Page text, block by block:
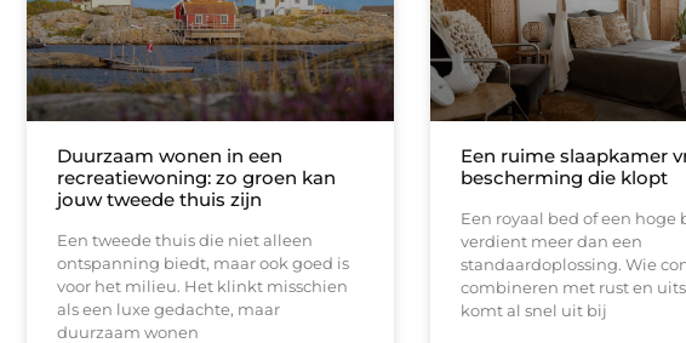
Duurzaam wonen in een
recreatiewoning: zo groen kan
jouw tweede thuis zijn
Een tweede thuis die niet alleen
ontspanning biedt, maar ook goed is
voor het milieu. Het klinkt misschien
als een luxe gedachte, maar
duurzaam wonen
Een ruime slaapkamer
bescherming die klopt
Een royaal bed of een hoge
verdient meer dan een
standaardoplossing. Wie
combineren met rust en
komt al snel uit bij